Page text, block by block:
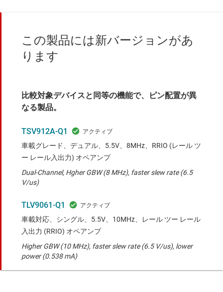
この製品には新バージョンがあ
ります
比較対象デバイスと同等の機能で、ピン配置が異
なる製品。
TSV912A-Q1
車載グレード、デュアル、5.5V、8MHz、RRIO (レール ツ
ー レール入出力) オペアンプ
Dual-Channel, Hgher GBW (8 MHz), faster slew rate (6.5
V/us)
TLV9061-Q1
車載対応、シングル、5.5V、10MHz、レール ツー レール
入出力 (RRIO) オペアンプ
Higher GBW (10 MHz), faster slew rate (6.5 V/us), lower
power (0.538 mA)